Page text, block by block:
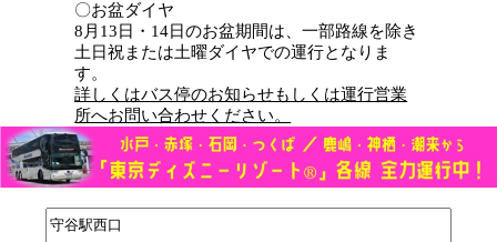
〇お盆ダイヤ
8月13日・14日のお盆期間は、一部路線を除き
土日祝または土曜ダイヤでの運行となりま
す。
詳しくはバス停のお知らせもしくは運行営業
所へお問い合わせください。